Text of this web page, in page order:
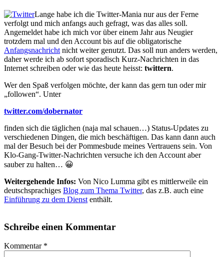
Lange habe ich die Twitter-Mania nur aus der Ferne
verfolgt und mich anfangs auch gefragt, was das alles soll.
Angemeldet habe ich mich vor über einem Jahr aus Neugier
trotzdem mal und den Account bis auf die obligatorische
Anfangsnachricht nicht weiter genutzt. Das soll nun anders werden,
daher werde ich ab sofort sporadisch Kurz-Nachrichten in das
Internet schreiben oder wie das heute heisst: twittern.
Wer den Spaß verfolgen möchte, der kann das gern tun oder mir
„followen“. Unter
twitter.com/dobernator
finden sich die täglichen (naja mal schauen…) Status-Updates zu
verschiedenen Dingen, die mich beschäftigen. Das kann dann auch
mal der Besuch bei der Pommesbude meines Vertrauens sein. Von
Klo-Gang-Twitter-Nachrichten versuche ich den Account aber
sauber zu halten… 😀
Weitergehende Infos: Von Nico Lumma gibt es mittlerweile ein
deutschsprachiges Blog zum Thema Twitter, das z.B. auch eine
Einführung zu dem Dienst enthält.
Schreibe einen Kommentar
Kommentar *